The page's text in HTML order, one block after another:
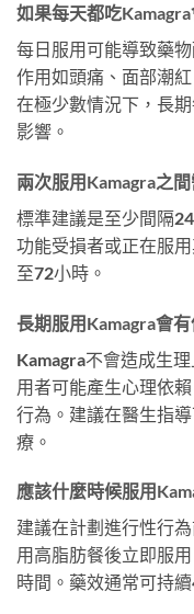
如果每天都吃Kamagra
每日服用可能導致藥
作用如頭痛、面部潮
在極少數情況下，長
影響。
兩次服用Kamagra之
標準建議是至少間隔
功能受損者或正在服
至72小時。
長期服用Kamagra會
Kamagra不會造成生
用者可能產生心理依
行為。建議在醫生指
療。
應該什麼時候服用
建議在計劃進行性行
用高脂肪餐後立即服
時間。藥效通常可持